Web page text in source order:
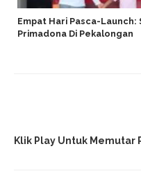
Empat Hari Pasca-Launch:
Primadona Di Pekalongan
Klik Play Untuk Memutar